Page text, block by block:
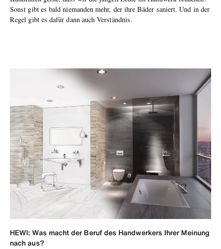
Sonst gibt es bald niemanden mehr, der ihre Bäder saniert. Und in der
Regel gibt es dafür dann auch Verständnis.
HEWI: Was macht der Beruf des Handwerkers Ihrer Meinung
nach aus?